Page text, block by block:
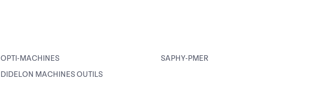
OPTI-MACHINES
SAPHY-PMER
DIDELON MACHINES OUTILS